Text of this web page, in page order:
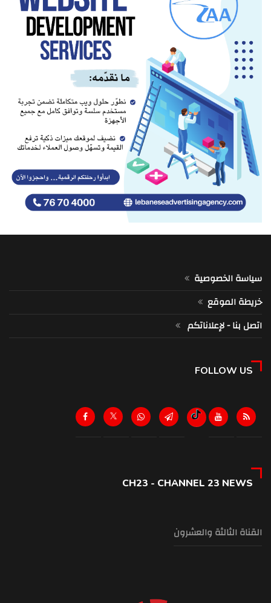
سياسة الخصوصية
خريطة الموقع
اتصل بنا - لإعلاناتكم
FOLLOW US
CH23 - CHANNEL 23 NEWS
القناة الثالثة والعشرون